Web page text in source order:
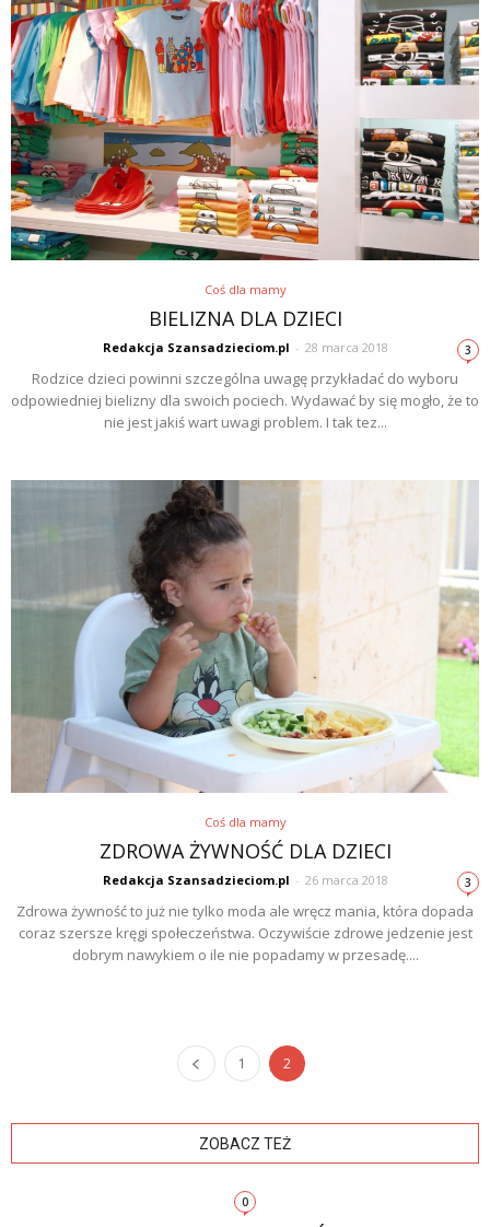
Coś dla mamy
BIELIZNA DLA DZIECI
Redakcja Szansadzieciom.pl - 28 marca 2018 3
Rodzice dzieci powinni szczególna uwagę przykładać do wyboru
odpowiedniej bielizny dla swoich pociech. Wydawać by się mogło, że to
nie jest jakiś wart uwagi problem. I tak tez...
Coś dla mamy
ZDROWA ŻYWNOŚĆ DLA DZIECI
Redakcja Szansadzieciom.pl - 26 marca 2018 3
Zdrowa żywność to już nie tylko moda ale wręcz mania, która dopada
coraz szersze kręgi społeczeństwa. Oczywiście zdrowe jedzenie jest
dobrym nawykiem o ile nie popadamy w przesadę....
1 2
ZOBACZ TEŻ
0